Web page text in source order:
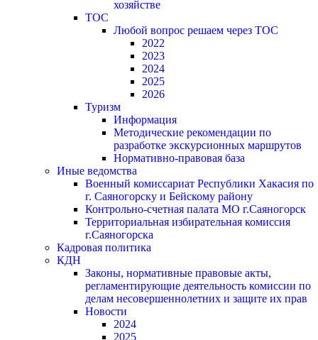
хозяйстве
ТОС
Любой вопрос решаем через ТОС
2022
2023
2024
2025
2026
Туризм
Информация
Методические рекомендации по
разработке экскурсионных маршрутов
Нормативно-правовая база
Иные ведомства
Военный комиссариат Республики Хакасия по
г. Саяногорску и Бейскому району
Контрольно-счетная палата МО г.Саяногорск
Территориальная избирательная комиссия
г.Саяногорска
Кадровая политика
КДН
Законы, нормативные правовые акты,
регламентирующие деятельность комиссии по
делам несовершеннолетних и защите их прав
Новости
2024
2025